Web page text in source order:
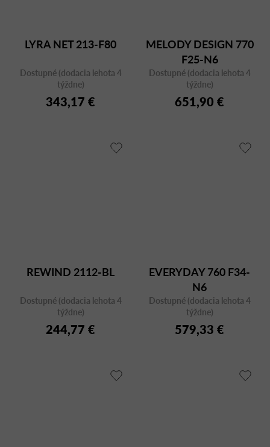
LYRA NET 213-F80
Dostupné (dodacia lehota 4
týždne)
343,17 €
MELODY DESIGN 770
F25-N6
Dostupné (dodacia lehota 4
týždne)
651,90 €
REWIND 2112-BL
Dostupné (dodacia lehota 4
týždne)
244,77 €
EVERYDAY 760 F34-
N6
Dostupné (dodacia lehota 4
týždne)
579,33 €